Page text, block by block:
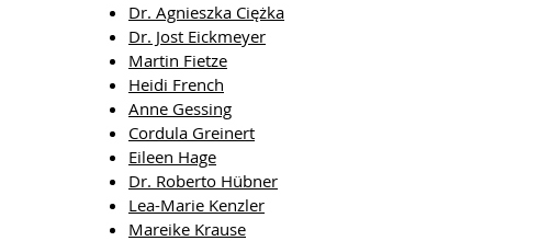
Dr. Agnieszka Ciężka
Dr. Jost Eickmeyer
Martin Fietze
Heidi French
Anne Gessing
Cordula Greinert
Eileen Hage
Dr. Roberto Hübner
Lea-Marie Kenzler
Mareike Krause